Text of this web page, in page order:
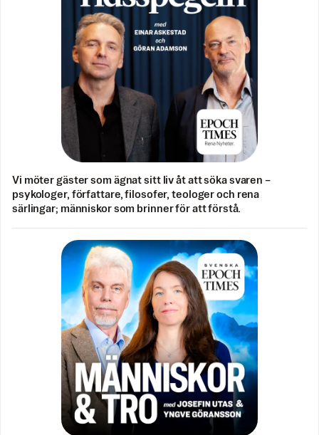
Vi möter gäster som ägnat sitt liv åt att söka svaren –
psykologer, författare, filosofer, teologer och rena
särlingar; människor som brinner för att förstå.